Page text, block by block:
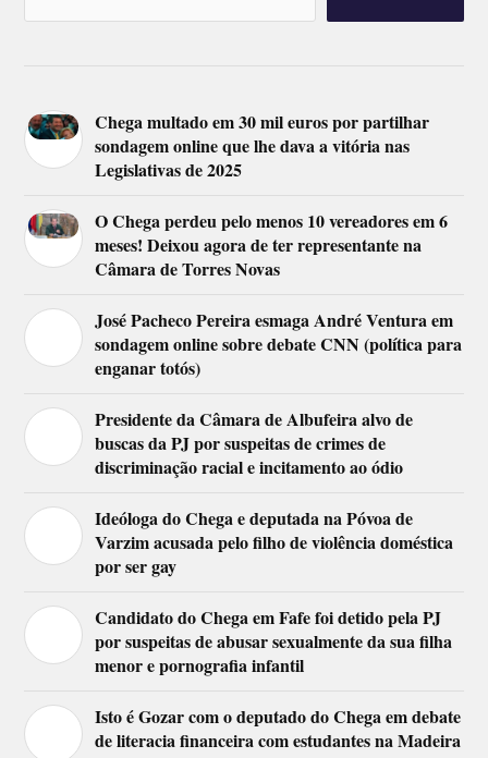
Chega multado em 30 mil euros por partilhar
sondagem online que lhe dava a vitória nas
Legislativas de 2025
O Chega perdeu pelo menos 10 vereadores em 6
meses! Deixou agora de ter representante na
Câmara de Torres Novas
José Pacheco Pereira esmaga André Ventura em
sondagem online sobre debate CNN (política para
enganar totós)
Presidente da Câmara de Albufeira alvo de
buscas da PJ por suspeitas de crimes de
discriminação racial e incitamento ao ódio
Ideóloga do Chega e deputada na Póvoa de
Varzim acusada pelo filho de violência doméstica
por ser gay
Candidato do Chega em Fafe foi detido pela PJ
por suspeitas de abusar sexualmente da sua filha
menor e pornografia infantil
Isto é Gozar com o deputado do Chega em debate
de literacia financeira com estudantes na Madeira